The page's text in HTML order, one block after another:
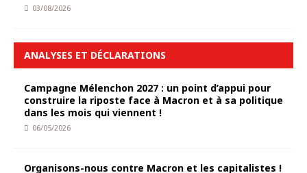
03/08/2026
ANALYSES ET DÉCLARATIONS
Campagne Mélenchon 2027 : un point d’appui pour
construire la riposte face à Macron et à sa politique
dans les mois qui viennent !
06/05/2026
Organisons-nous contre Macron et les capitalistes !